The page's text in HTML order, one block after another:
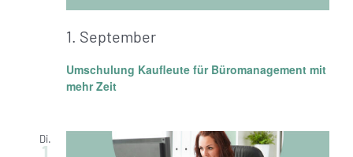
Umschulung Kaufleute für Büromanagement mit
mehr Zeit
1. September
Di.
1